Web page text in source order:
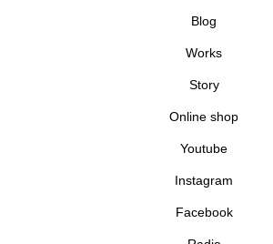
Blog
Works
Story
Online shop
Youtube
Instagram
Facebook